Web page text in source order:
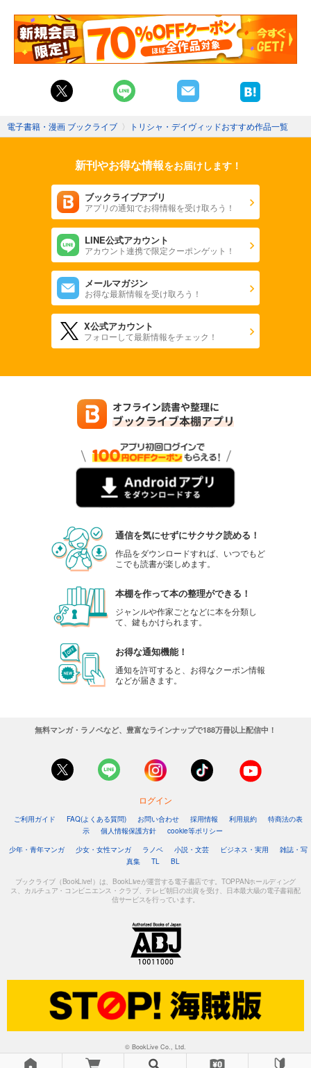
電子書籍・漫画 ブックライブ 〉 トリシャ・デイヴィッドおすすめ作品一覧
新刊やお得な情報をお届けします！
ブックライブアプリ
アプリの通知でお得情報を受け取ろう！
LINE公式アカウント
アカウント連携で限定クーポンゲット！
メールマガジン
お得な最新情報を受け取ろう！
X公式アカウント
フォローして最新情報をチェック！
通信を気にせずにサクサク読める！
作品をダウンロードすれば、いつでもど
こでも読書が楽しめます。
本棚を作って本の整理ができる！
ジャンルや作家ごとなどに本を分類し
て、鍵もかけられます。
お得な通知機能！
通知を許可すると、お得なクーポン情報
などが届きます。
無料マンガ・ラノベなど、豊富なラインナップで188万冊以上配信中！
ログイン
ご利用ガイド FAQ(よくある質問) お問い合わせ 採用情報 利用規約
特商法の表
示
個人情報保護方針
cookie等ポリシー
少年・青年マンガ
少女・女性マンガ ラノベ 小説・文芸 ビジネス・実用
雑誌・写
真集
TL BL
ブックライブ（BookLive!）は、BookLiveが運営する電子書店です。TOPPANホールディング
ス、カルチュア・コンビニエンス・クラブ、テレビ朝日の出資を受け、日本最大級の電子書籍配
信サービスを行っています。
© BookLive Co., Ltd.